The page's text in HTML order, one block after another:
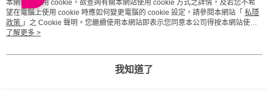
熱門標籤
熱銷排行
本網站中使用 cookie，欲查詢有關本網站使用 cookie 方式之詳情，及若您不希
望在電腦上使用 cookie 時應如何變更電腦的 cookie 設定，請參閱本網站「 私隱
政策 」之 Cookie 聲明。您繼續使用本網站即表示您同意本公司得按本網站使用
條款之 Cookie 聲明使用 cookie。
了解更多 >
我知道了